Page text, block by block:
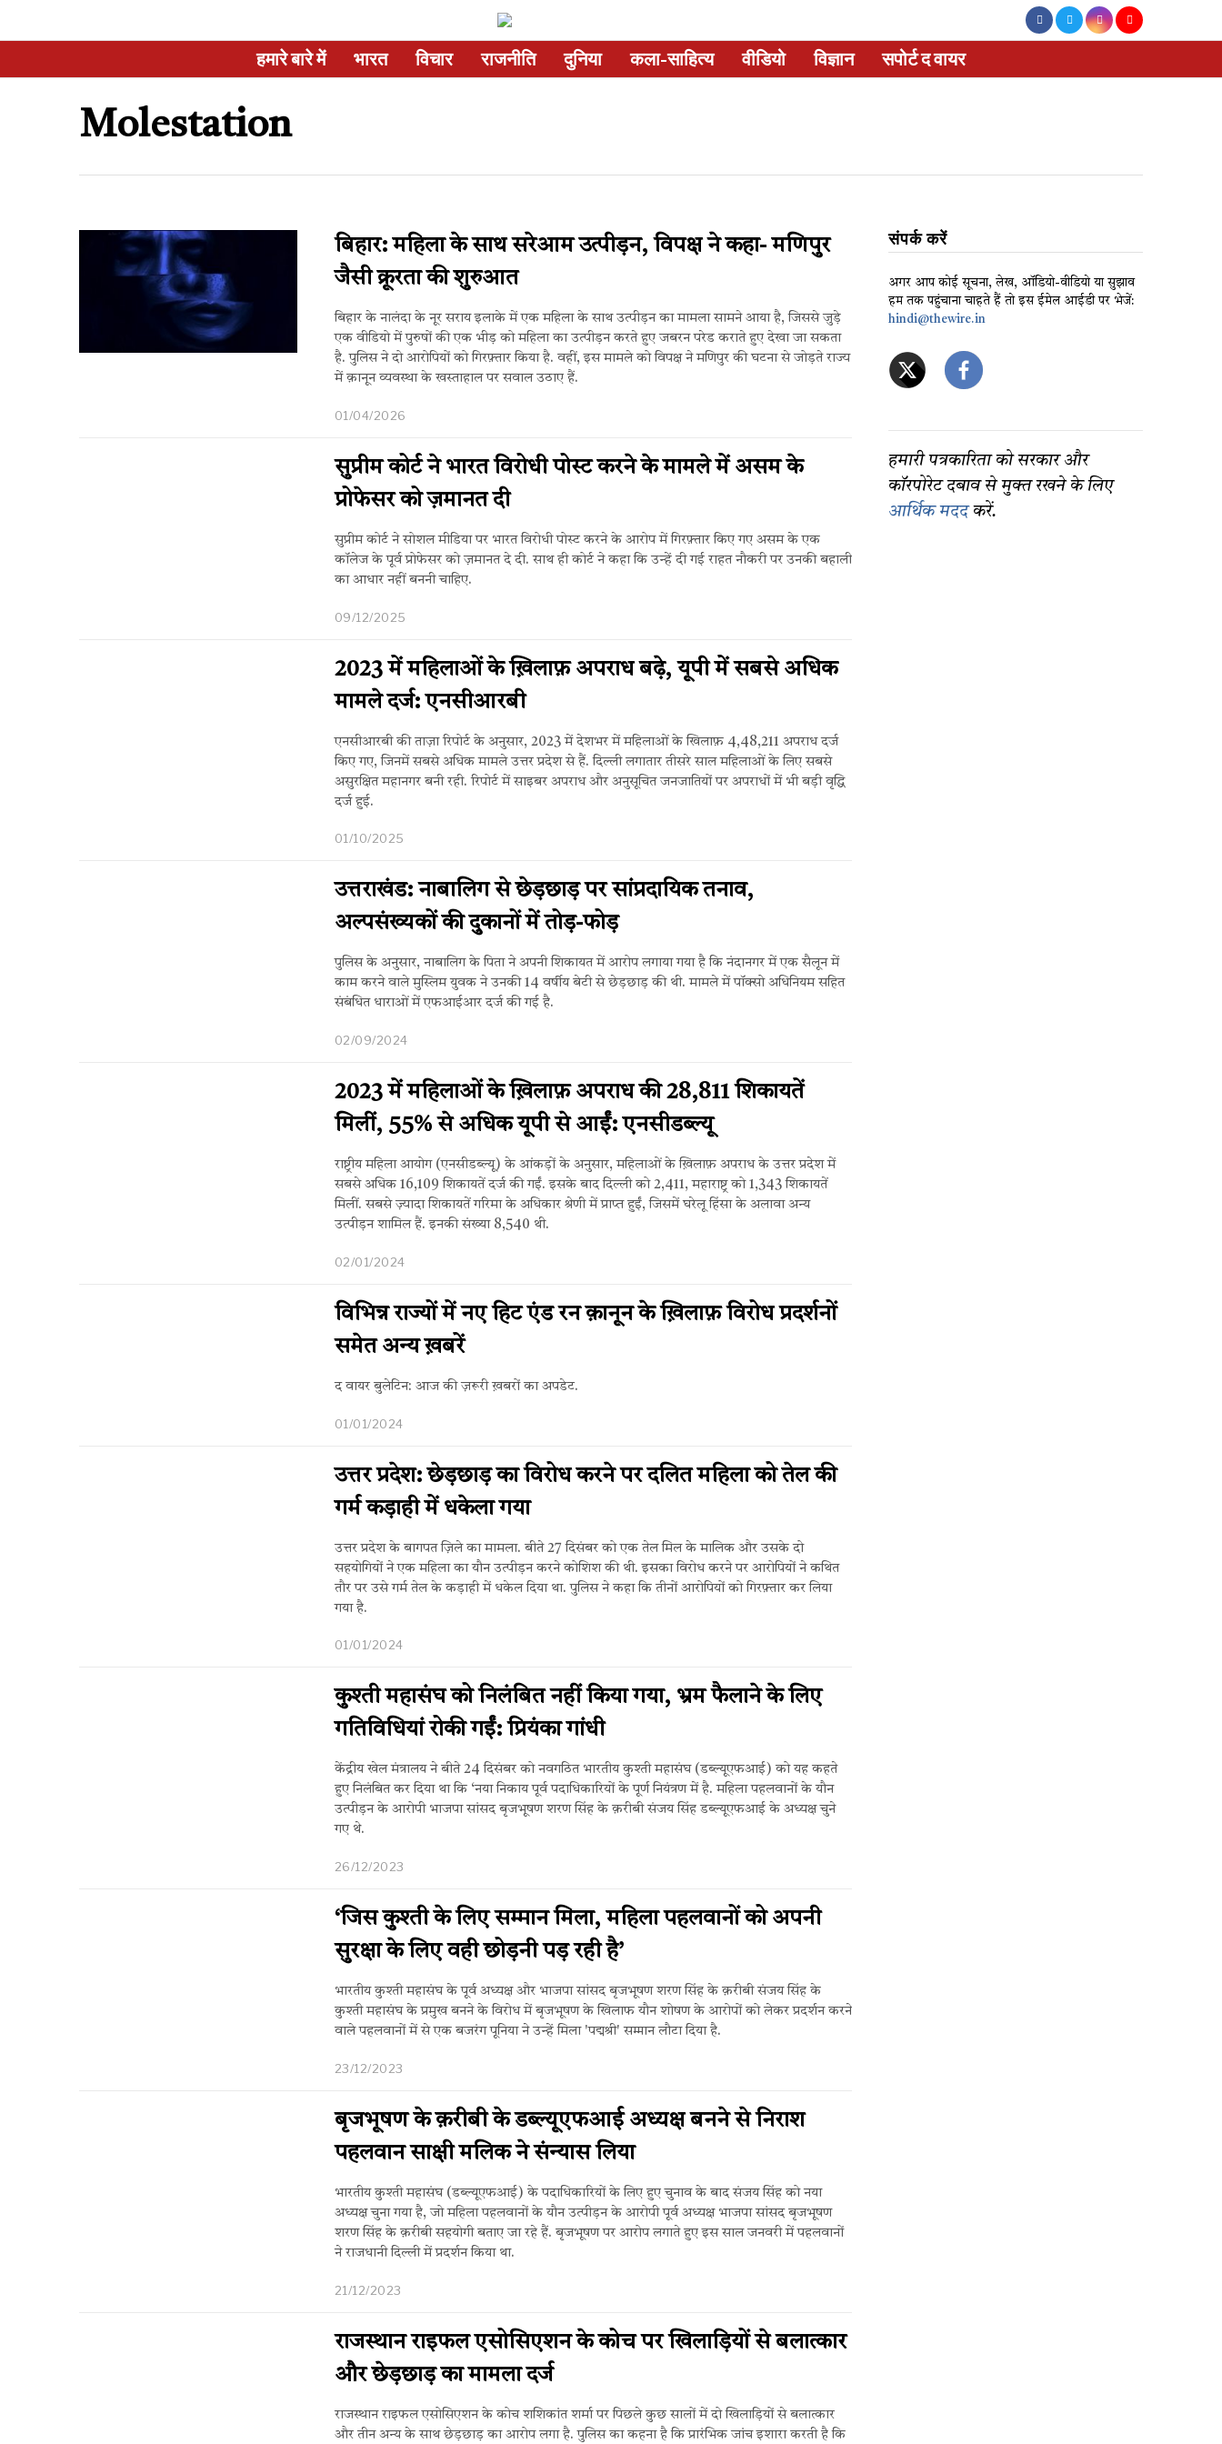
हमारे बारे में भारत विचार राजनीति दुनिया कला-साहित्य वीडियो विज्ञान सपोर्ट द वायर
Molestation
बिहार: महिला के साथ सरेआम उत्पीड़न, विपक्ष ने कहा- मणिपुर
जैसी क्रूरता की शुरुआत
बिहार के नालंदा के नूर सराय इलाके में एक महिला के साथ उत्पीड़न का मामला सामने आया है, जिससे जुड़े
एक वीडियो में पुरुषों की एक भीड़ को महिला का उत्पीड़न करते हुए जबरन परेड कराते हुए देखा जा सकता
है. पुलिस ने दो आरोपियों को गिरफ़्तार किया है. वहीं, इस मामले को विपक्ष ने मणिपुर की घटना से जोड़ते राज्य
में क़ानून व्यवस्था के खस्ताहाल पर सवाल उठाए हैं.
01/04/2026
सुप्रीम कोर्ट ने भारत विरोधी पोस्ट करने के मामले में असम के
प्रोफेसर को ज़मानत दी
सुप्रीम कोर्ट ने सोशल मीडिया पर भारत विरोधी पोस्ट करने के आरोप में गिरफ़्तार किए गए असम के एक
कॉलेज के पूर्व प्रोफेसर को ज़मानत दे दी. साथ ही कोर्ट ने कहा कि उन्हें दी गई राहत नौकरी पर उनकी बहाली
का आधार नहीं बननी चाहिए.
09/12/2025
2023 में महिलाओं के ख़िलाफ़ अपराध बढ़े, यूपी में सबसे अधिक
मामले दर्ज: एनसीआरबी
एनसीआरबी की ताज़ा रिपोर्ट के अनुसार, 2023 में देशभर में महिलाओं के खिलाफ़ 4,48,211 अपराध दर्ज
किए गए, जिनमें सबसे अधिक मामले उत्तर प्रदेश से हैं. दिल्ली लगातार तीसरे साल महिलाओं के लिए सबसे
असुरक्षित महानगर बनी रही. रिपोर्ट में साइबर अपराध और अनुसूचित जनजातियों पर अपराधों में भी बड़ी वृद्धि
दर्ज हुई.
01/10/2025
उत्तराखंड: नाबालिग से छेड़छाड़ पर सांप्रदायिक तनाव,
अल्पसंख्यकों की दुकानों में तोड़-फोड़
पुलिस के अनुसार, नाबालिग के पिता ने अपनी शिकायत में आरोप लगाया गया है कि नंदानगर में एक सैलून में
काम करने वाले मुस्लिम युवक ने उनकी 14 वर्षीय बेटी से छेड़छाड़ की थी. मामले में पॉक्सो अधिनियम सहित
संबंधित धाराओं में एफआईआर दर्ज की गई है.
02/09/2024
2023 में महिलाओं के ख़िलाफ़ अपराध की 28,811 शिकायतें
मिलीं, 55% से अधिक यूपी से आईं: एनसीडब्ल्यू
राष्ट्रीय महिला आयोग (एनसीडब्ल्यू) के आंकड़ों के अनुसार, महिलाओं के ख़िलाफ़ अपराध के उत्तर प्रदेश में
सबसे अधिक 16,109 शिकायतें दर्ज की गईं. इसके बाद दिल्ली को 2,411, महाराष्ट्र को 1,343 शिकायतें
मिलीं. सबसे ज़्यादा शिकायतें गरिमा के अधिकार श्रेणी में प्राप्त हुईं, जिसमें घरेलू हिंसा के अलावा अन्य
उत्पीड़न शामिल हैं. इनकी संख्या 8,540 थी.
02/01/2024
विभिन्न राज्यों में नए हिट एंड रन क़ानून के ख़िलाफ़ विरोध प्रदर्शनों
समेत अन्य ख़बरें
द वायर बुलेटिन: आज की ज़रूरी ख़बरों का अपडेट.
01/01/2024
उत्तर प्रदेश: छेड़छाड़ का विरोध करने पर दलित महिला को तेल की
गर्म कड़ाही में धकेला गया
उत्तर प्रदेश के बागपत ज़िले का मामला. बीते 27 दिसंबर को एक तेल मिल के मालिक और उसके दो
सहयोगियों ने एक महिला का यौन उत्पीड़न करने कोशिश की थी. इसका विरोध करने पर आरोपियों ने कथित
तौर पर उसे गर्म तेल के कड़ाही में धकेल दिया था. पुलिस ने कहा कि तीनों आरोपियों को गिरफ़्तार कर लिया
गया है.
01/01/2024
कुश्ती महासंघ को निलंबित नहीं किया गया, भ्रम फैलाने के लिए
गतिविधियां रोकी गईं: प्रियंका गांधी
केंद्रीय खेल मंत्रालय ने बीते 24 दिसंबर को नवगठित भारतीय कुश्ती महासंघ (डब्ल्यूएफआई) को यह कहते
हुए निलंबित कर दिया था कि ‘नया निकाय पूर्व पदाधिकारियों के पूर्ण नियंत्रण में है. महिला पहलवानों के यौन
उत्पीड़न के आरोपी भाजपा सांसद बृजभूषण शरण सिंह के क़रीबी संजय सिंह डब्ल्यूएफआई के अध्यक्ष चुने
गए थे.
26/12/2023
‘जिस कुश्ती के लिए सम्मान मिला, महिला पहलवानों को अपनी
सुरक्षा के लिए वही छोड़नी पड़ रही है’
भारतीय कुश्ती महासंघ के पूर्व अध्यक्ष और भाजपा सांसद बृजभूषण शरण सिंह के क़रीबी संजय सिंह के
कुश्ती महासंघ के प्रमुख बनने के विरोध में बृजभूषण के खिलाफ यौन शोषण के आरोपों को लेकर प्रदर्शन करने
वाले पहलवानों में से एक बजरंग पूनिया ने उन्हें मिला 'पद्मश्री' सम्मान लौटा दिया है.
23/12/2023
बृजभूषण के क़रीबी के डब्ल्यूएफआई अध्यक्ष बनने से निराश
पहलवान साक्षी मलिक ने संन्यास लिया
भारतीय कुश्ती महासंघ (डब्ल्यूएफआई) के पदाधिकारियों के लिए हुए चुनाव के बाद संजय सिंह को नया
अध्यक्ष चुना गया है, जो महिला पहलवानों के यौन उत्पीड़न के आरोपी पूर्व अध्यक्ष भाजपा सांसद बृजभूषण
शरण सिंह के क़रीबी सहयोगी बताए जा रहे हैं. बृजभूषण पर आरोप लगाते हुए इस साल जनवरी में पहलवानों
ने राजधानी दिल्ली में प्रदर्शन किया था.
21/12/2023
राजस्थान राइफल एसोसिएशन के कोच पर खिलाड़ियों से बलात्कार
और छेड़छाड़ का मामला दर्ज
राजस्थान राइफल एसोसिएशन के कोच शशिकांत शर्मा पर पिछले कुछ सालों में दो खिलाड़ियों से बलात्कार
और तीन अन्य के साथ छेड़छाड़ का आरोप लगा है. पुलिस का कहना है कि प्रारंभिक जांच इशारा करती है कि
संपर्क करें
अगर आप कोई सूचना, लेख, ऑडियो-वीडियो या सुझाव
हम तक पहुंचाना चाहते हैं तो इस ईमेल आईडी पर भेजें:
hindi@thewire.in
हमारी पत्रकारिता को सरकार और
कॉरपोरेट दबाव से मुक्त रखने के लिए
आर्थिक मददकरें.